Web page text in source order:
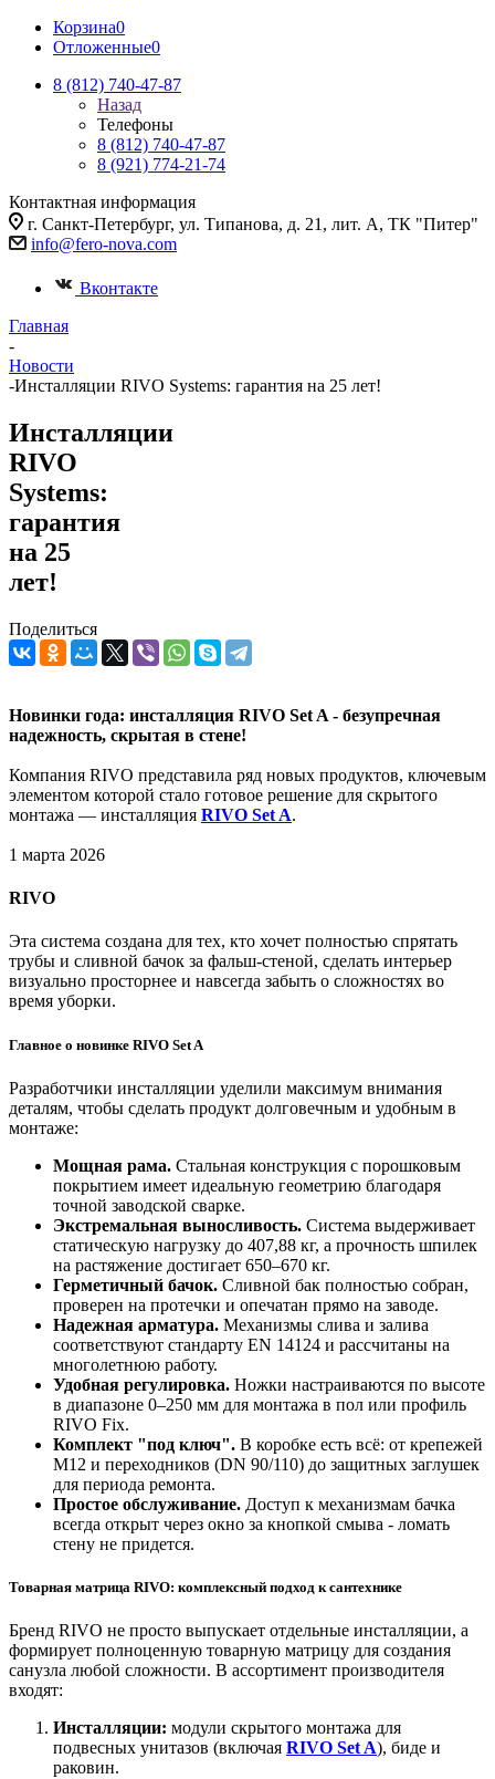
Корзина0
Отложенные0
8 (812) 740-47-87
Назад
Телефоны
8 (812) 740-47-87
8 (921) 774-21-74
Контактная информация
г. Санкт-Петербург, ул. Типанова, д. 21, лит. А, ТК "Питер"
info@fero-nova.com
Вконтакте
Главная
-
Новости
-Инсталляции RIVO Systems: гарантия на 25 лет!
Инсталляции
RIVO
Systems:
гарантия
на 25
лет!
Поделиться
Новинки года: инсталляция RIVO Set A - безупречная
надежность, скрытая в стене!
Компания RIVO представила ряд новых продуктов, ключевым
элементом которой стало готовое решение для скрытого
монтажа — инсталляция RIVO Set A.
1 марта 2026
RIVO
Эта система создана для тех, кто хочет полностью спрятать
трубы и сливной бачок за фальш-стеной, сделать интерьер
визуально просторнее и навсегда забыть о сложностях во
время уборки.
Главное о новинке RIVO Set A
Разработчики инсталляции уделили максимум внимания
деталям, чтобы сделать продукт долговечным и удобным в
монтаже:
Мощная рама. Стальная конструкция с порошковым
покрытием имеет идеальную геометрию благодаря
точной заводской сварке.
Экстремальная выносливость. Система выдерживает
статическую нагрузку до 407,88 кг, а прочность шпилек
на растяжение достигает 650–670 кг.
Герметичный бачок. Сливной бак полностью собран,
проверен на протечки и опечатан прямо на заводе.
Надежная арматура. Механизмы слива и залива
соответствуют стандарту EN 14124 и рассчитаны на
многолетнюю работу.
Удобная регулировка. Ножки настраиваются по высоте
в диапазоне 0–250 мм для монтажа в пол или профиль
RIVO Fix.
Комплект "под ключ". В коробке есть всё: от крепежей
M12 и переходников (DN 90/110) до защитных заглушек
для периода ремонта.
Простое обслуживание. Доступ к механизмам бачка
всегда открыт через окно за кнопкой смыва - ломать
стену не придется.
Товарная матрица RIVO: комплексный подход к сантехнике
Бренд RIVO не просто выпускает отдельные инсталляции, а
формирует полноценную товарную матрицу для создания
санузла любой сложности. В ассортимент производителя
входят:
Инсталляции: модули скрытого монтажа для
подвесных унитазов (включая RIVO Set A), биде и
раковин.